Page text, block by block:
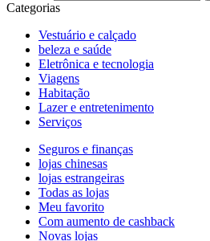
Categorias
Vestuário e calçado
beleza e saúde
Eletrônica e tecnologia
Viagens
Habitação
Lazer e entretenimento
Serviços
Seguros e finanças
lojas chinesas
lojas estrangeiras
Todas as lojas
Meu favorito
Com aumento de cashback
Novas lojas